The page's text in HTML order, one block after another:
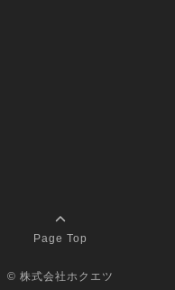
Page Top
© 株式会社ホクエツ